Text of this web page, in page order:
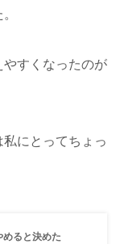
すくなったのが
にとってちょっ
ると決めた